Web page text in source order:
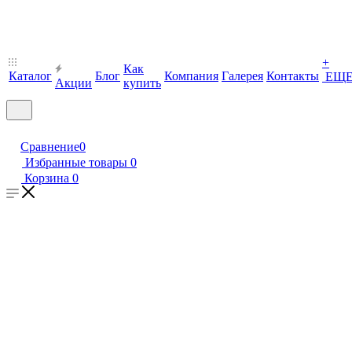
Каталог
Акции
Блог
Как
купить
Компания Галерея Контакты
+
Сравнение0
Избранные товары 0
Корзина 0